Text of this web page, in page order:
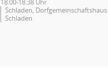
18:00-18:38 Uhr
Schladen,
Schladen